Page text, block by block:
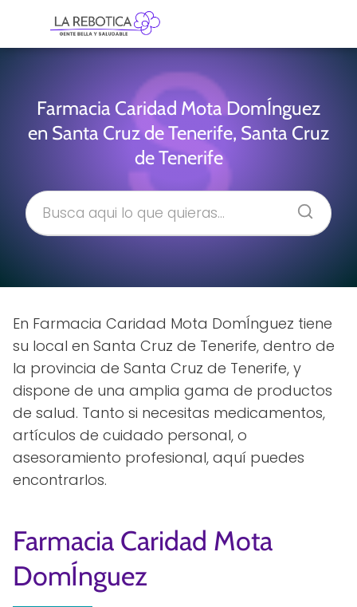
Farmacia Caridad Mota DomÍnguez
en Santa Cruz de Tenerife, Santa Cruz
de Tenerife
En Farmacia Caridad Mota DomÍnguez tiene
su local en Santa Cruz de Tenerife, dentro de
la provincia de Santa Cruz de Tenerife, y
dispone de una amplia gama de productos
de salud. Tanto si necesitas medicamentos,
artículos de cuidado personal, o
asesoramiento profesional, aquí puedes
encontrarlos.
Farmacia Caridad Mota
DomÍnguez